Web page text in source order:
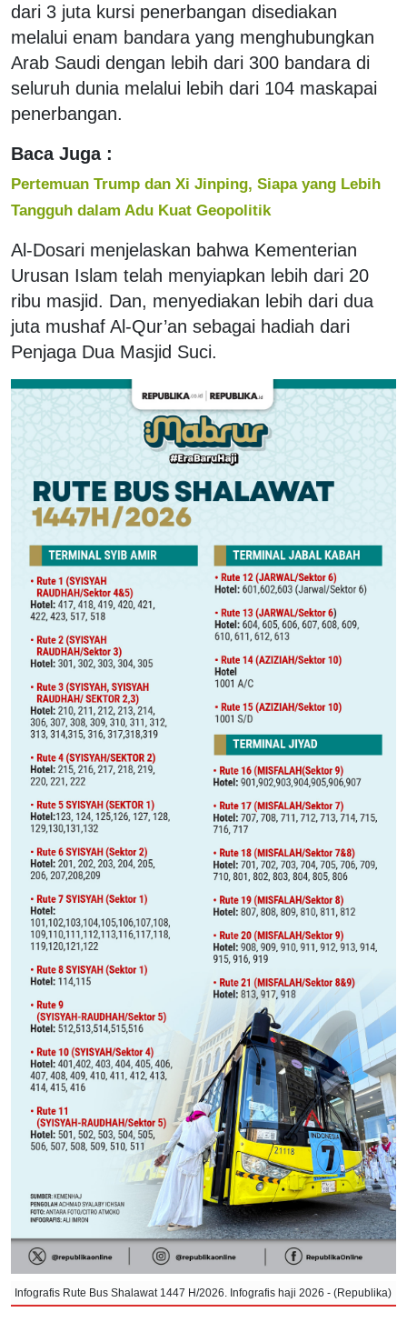
dari 3 juta kursi penerbangan disediakan
melalui enam bandara yang menghubungkan
Arab Saudi dengan lebih dari 300 bandara di
seluruh dunia melalui lebih dari 104 maskapai
penerbangan.
Baca Juga :
Pertemuan Trump dan Xi Jinping, Siapa yang Lebih
Tangguh dalam Adu Kuat Geopolitik
Al-Dosari menjelaskan bahwa Kementerian
Urusan Islam telah menyiapkan lebih dari 20
ribu masjid. Dan, menyediakan lebih dari dua
juta mushaf Al-Qur’an sebagai hadiah dari
Penjaga Dua Masjid Suci.
Infografis Rute Bus Shalawat 1447 H/2026. Infografis haji 2026 - (Republika)